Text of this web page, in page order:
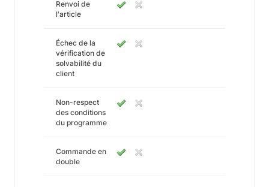
Renvoi de
l'article
Échec de la
vérification de
solvabilité du
client
Non-respect
des conditions
du programme
Commande en
double